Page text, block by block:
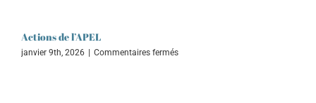
Actions de l’APEL
janvier 9th, 2026 Commentaires ferméssur